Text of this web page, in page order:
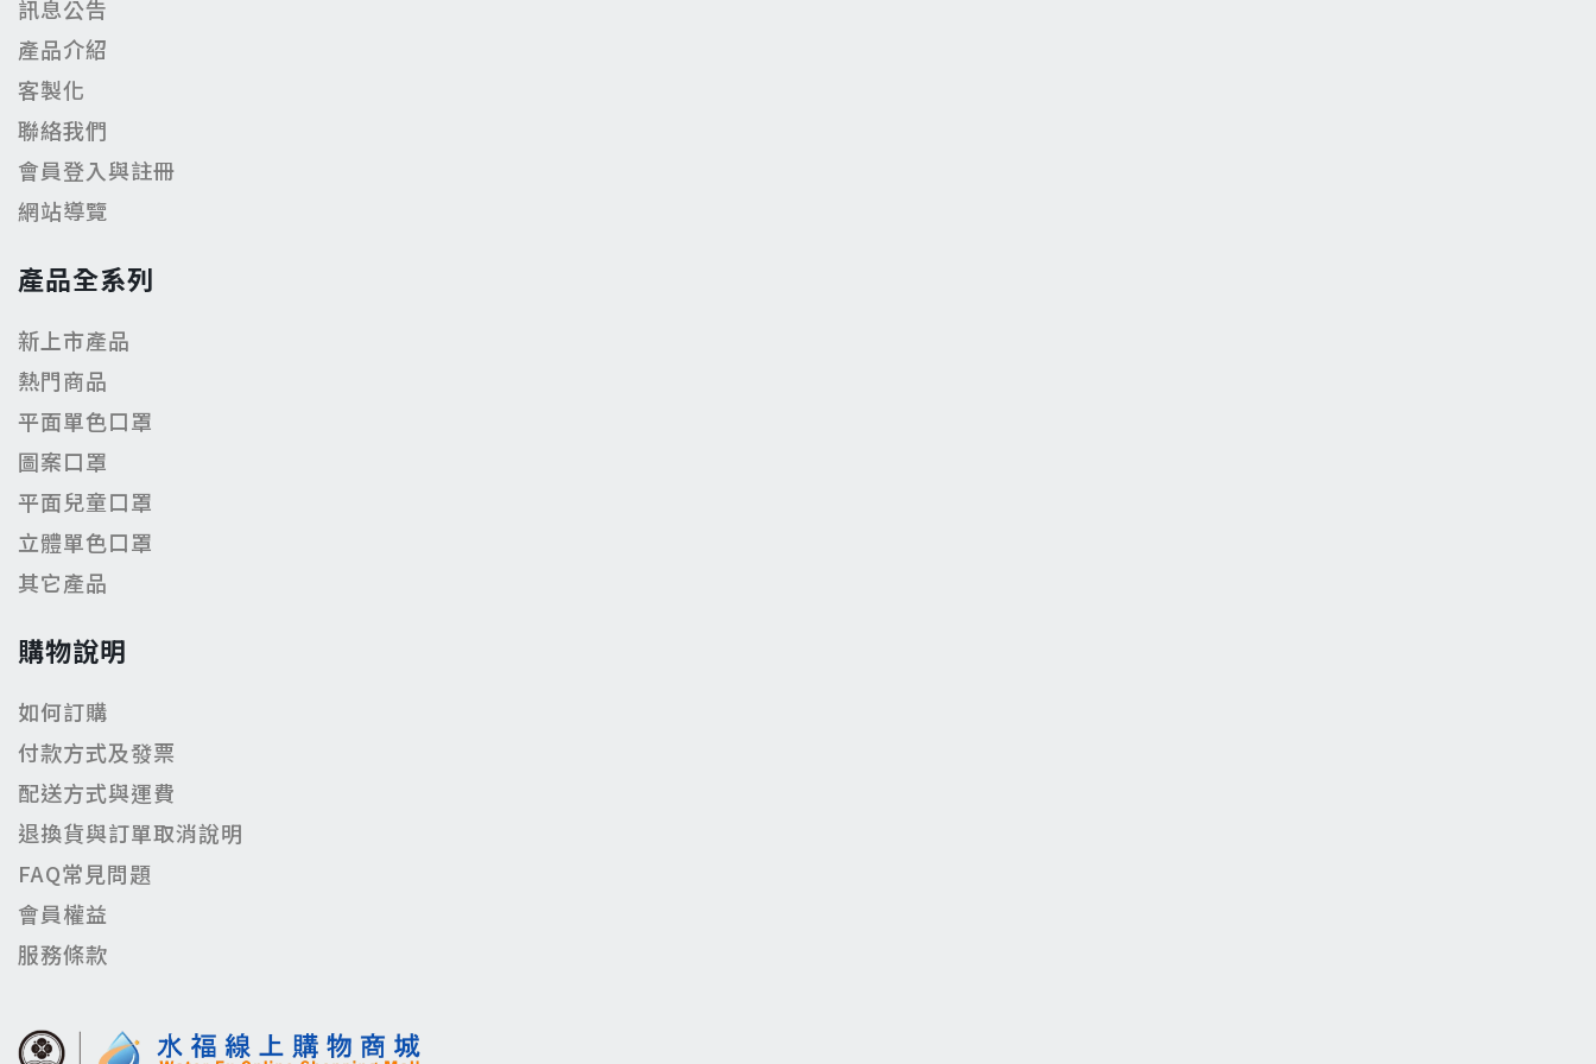
訊息公告
產品介紹
客製化
聯絡我們
會員登入與註冊
網站導覽
產品全系列
新上市產品
熱門商品
平面單色口罩
圖案口罩
平面兒童口罩
立體單色口罩
其它產品
購物說明
如何訂購
付款方式及發票
配送方式與運費
退換貨與訂單取消說明
FAQ常見問題
會員權益
服務條款